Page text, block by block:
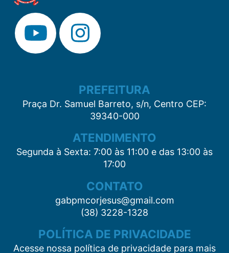
PREFEITURA
Praça Dr. Samuel Barreto, s/n, Centro CEP:
39340-000
ATENDIMENTO
Segunda à Sexta: 7:00 às 11:00 e das 13:00 às
17:00
CONTATO
gabpmcorjesus@gmail.com
(38) 3228-1328
POLÍTICA DE PRIVACIDADE
Acesse nossa política de privacidade para mais